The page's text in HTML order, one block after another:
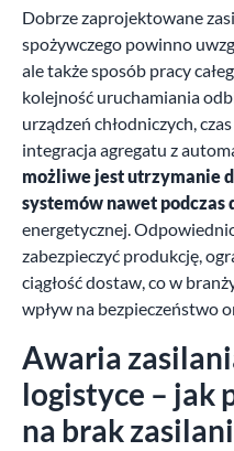
Dobrze zaprojektowane
spożywczego powinno
ale także sposób pracy
kolejność uruchamiania
urządzeń chłodniczych,
integracja agregatu z
możliwe jest utrzymanie
systemów nawet podczas
energetycznej.
zabezpieczyć produkcję,
ciągłość dostaw, co w
wpływ na bezpieczeństwo
Awaria
logistyce – jak
na brak